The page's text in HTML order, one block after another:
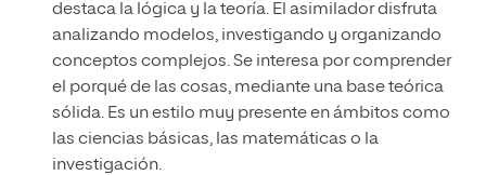
destaca la lógica y la teoría. El asimilador disfruta
analizando modelos, investigando y organizando
conceptos complejos. Se interesa por comprender
el porqué de las cosas, mediante una base teórica
sólida. Es un estilo muy presente en ámbitos como
las ciencias básicas, las matemáticas o la
investigación.